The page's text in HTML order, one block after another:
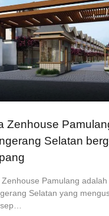
Zenhouse
Selatan
Zenhouse Pamulang adalah
Selatan yang